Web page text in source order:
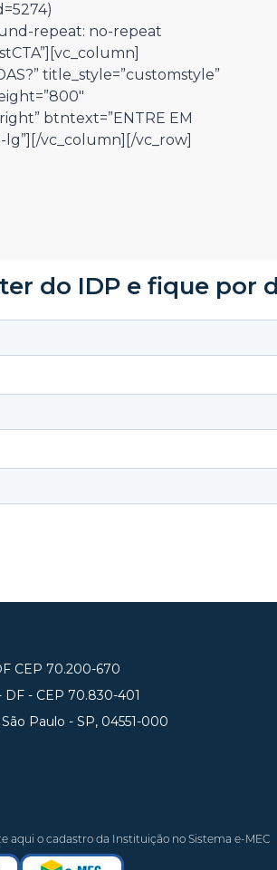
repeat: no-repeat
title_style=”customstyle”
btntext=”ENTRE EM
lg”][/vc_column][/vc_row]
do IDP e fique por
CEP 70.200-670
DF - CEP 70.830-401
Paulo - SP, 04551-000
aqui o cadastro da Instituição no Sistema e-MEC